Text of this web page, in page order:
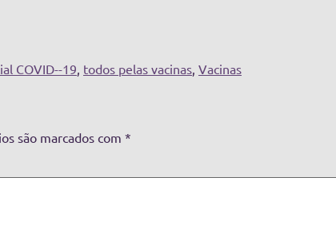
COVID--19, todos pelas vacinas, Vacinas
são marcados com *